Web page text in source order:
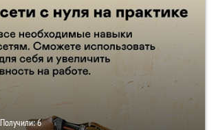
Получили:6